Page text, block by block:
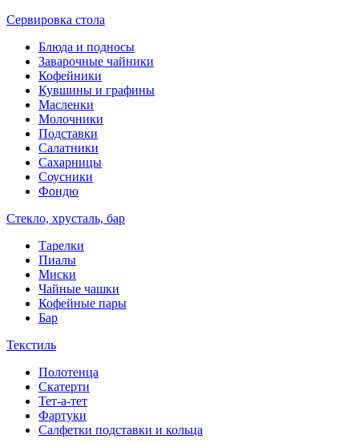
Сервировка стола
Блюда и подносы
Заварочные чайники
Кофейники
Кувшины и графины
Масленки
Молочники
Подставки
Салатники
Сахарницы
Соусники
Фондю
Стекло, хрусталь, бар
Тарелки
Пиалы
Миски
Чайные чашки
Кофейные пары
Бар
Текстиль
Полотенца
Скатерти
Тет-а-тет
Фартуки
Салфетки подставки и кольца